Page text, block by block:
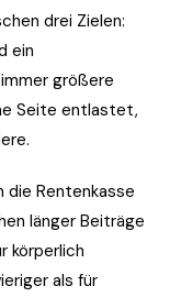
drei Zielen:
ein
größere
Seite entlastet,
die Rentenkasse
länger Beiträge
körperlich
als für